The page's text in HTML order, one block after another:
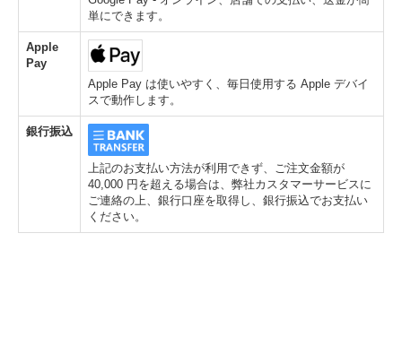
単にできます。
Apple
Pay
Apple Pay は使いやすく、毎日使用する Apple デバイ
スで動作します。
銀行振込
上記のお支払い方法が利用できず、ご注文金額が
40,000 円を超える場合は、弊社カスタマーサービスに
ご連絡の上、銀行口座を取得し、銀行振込でお支払い
ください。